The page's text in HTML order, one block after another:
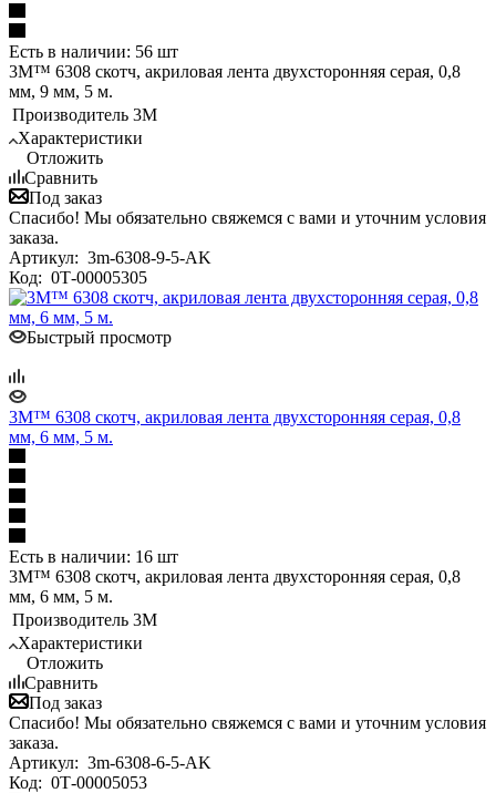
Есть в наличии: 56 шт
3M™ 6308 скотч, акриловая лента двухсторонняя серая, 0,8
мм, 9 мм, 5 м.
Производитель 3M
Характеристики
Отложить
Сравнить
Под заказ
Спасибо! Мы обязательно свяжемся с вами и уточним условия
заказа.
Артикул: 3m-6308-9-5-AK
Код: 0Т-00005305
Быстрый просмотр
3M™ 6308 скотч, акриловая лента двухсторонняя серая, 0,8
мм, 6 мм, 5 м.
Есть в наличии: 16 шт
3M™ 6308 скотч, акриловая лента двухсторонняя серая, 0,8
мм, 6 мм, 5 м.
Производитель 3M
Характеристики
Отложить
Сравнить
Под заказ
Спасибо! Мы обязательно свяжемся с вами и уточним условия
заказа.
Артикул: 3m-6308-6-5-AK
Код: 0Т-00005053